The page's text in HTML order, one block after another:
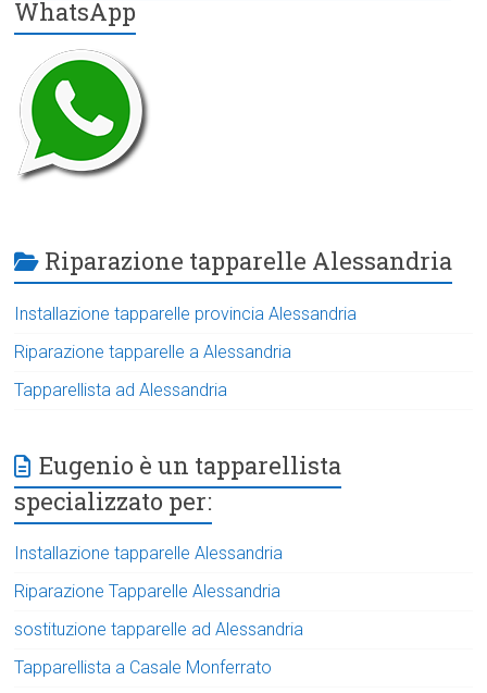
WhatsApp
Riparazione tapparelle Alessandria
Installazione tapparelle provincia Alessandria
Riparazione tapparelle a Alessandria
Tapparellista ad Alessandria
Eugenio è un tapparellista
specializzato per:
Installazione tapparelle Alessandria
Riparazione Tapparelle Alessandria
sostituzione tapparelle ad Alessandria
Tapparellista a Casale Monferrato